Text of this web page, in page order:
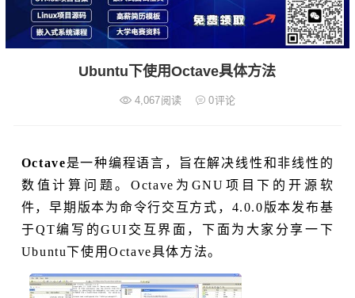
Ubuntu下使用Octave具体方法
4,067阅读 0评论
Octave是一种编程语言，旨在解决线性和非线性的
数值计算问题。Octave为GNU项目下的开源软
件，早期版本为命令行交互方式，4.0.0版本发布基
于QT编写的GUI交互界面，下面为大家分享一下
Ubuntu下使用Octave具体方法。